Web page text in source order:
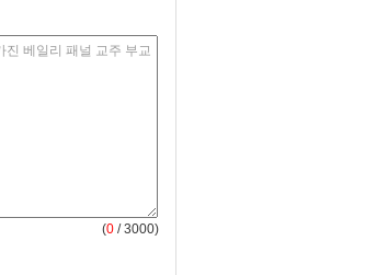
(0 / 3000)